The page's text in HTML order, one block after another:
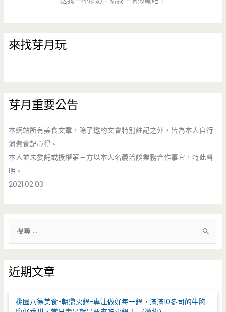
來找芽月玩
芽月重要公告
本網站所有美食文章，除了邀約文會特別註記之外，皆為本人自行
消費食記心得。
本人並未委託或授權第三方以本人名義洽談業務合作事宜，特此聲
明。
2021.02.03
鍵
字
近期文章
桃園八德美食-朝鼎火鍋-專注做好每一鍋，滿滿10盎司的牛胸